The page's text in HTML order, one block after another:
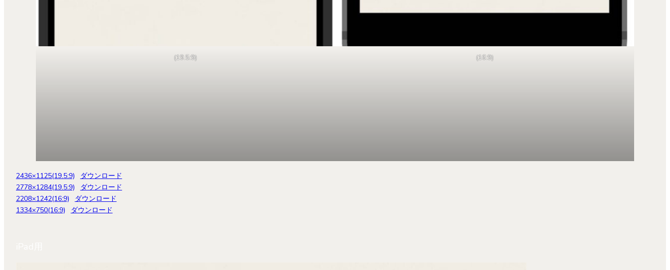
(19.5:9) (16:9)
2436×1125(19.5:9)
ダウンロード
2778×1284(19.5:9)
ダウンロード
2208×1242(16:9)
ダウンロード
1334×750(16:9)
ダウンロード